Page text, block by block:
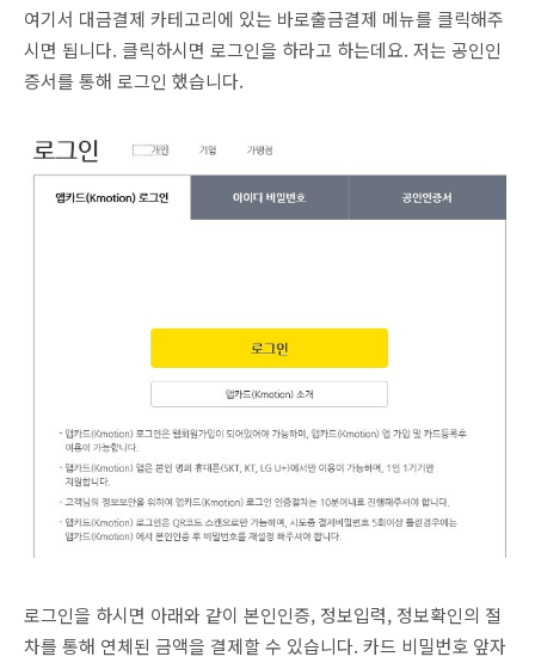
여기서 대금결제 카테고리에 있는 바로출금결제 메뉴를 클릭해주
시면 됩니다. 클릭하시면 로그인을 하라고 하는데요. 저는 공인인
증서를 통해 로그인 했습니다.
로그인을 하시면 아래와 같이 본인인증, 정보입력, 정보확인의 절
차를 통해 연체된 금액을 결제할 수 있습니다. 카드 비밀번호 앞자